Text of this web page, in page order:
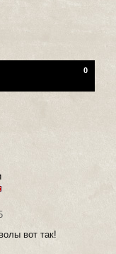
0
вот так!